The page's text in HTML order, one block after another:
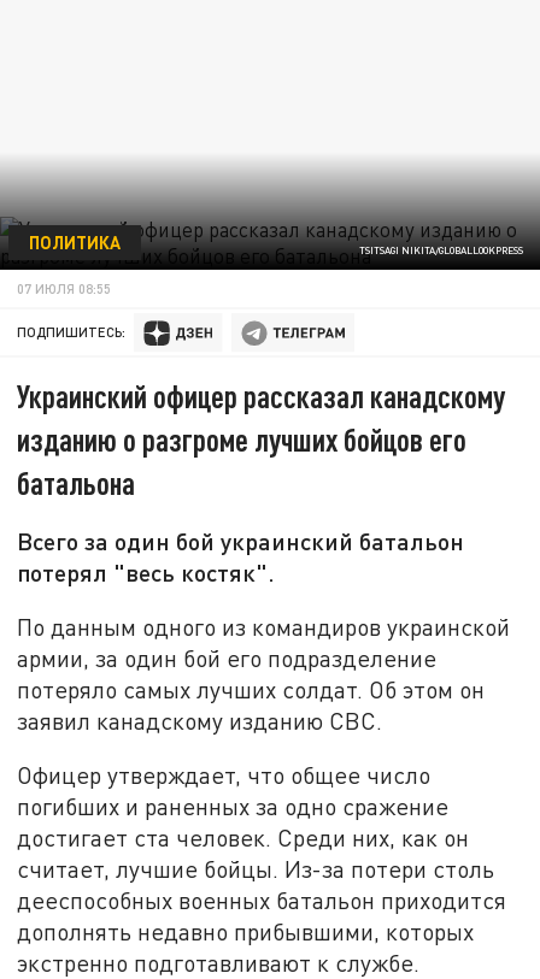
TSITSAGI NIKITA/GLOBALLOOKPRESS
ПОЛИТИКА
07 ИЮЛЯ 08:55
ПОДПИШИТЕСЬ:
Украинский офицер рассказал канадскому
изданию о разгроме лучших бойцов его
батальона
Всего за один бой украинский батальон
потерял "весь костяк".
По данным одного из командиров украинской
армии, за один бой его подразделение
потеряло самых лучших солдат. Об этом он
заявил канадскому изданию CBC.
Офицер утверждает, что общее число
погибших и раненных за одно сражение
достигает ста человек. Среди них, как он
считает, лучшие бойцы. Из-за потери столь
дееспособных военных батальон приходится
дополнять недавно прибывшими, которых
экстренно подготавливают к службе.